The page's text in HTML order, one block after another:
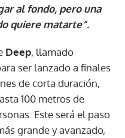
al fondo, pero una
quiere matarte”.
Deep, llamado
ser lanzado a finales
de corta duración,
100 metros de
Este será el paso
grande y avanzado,